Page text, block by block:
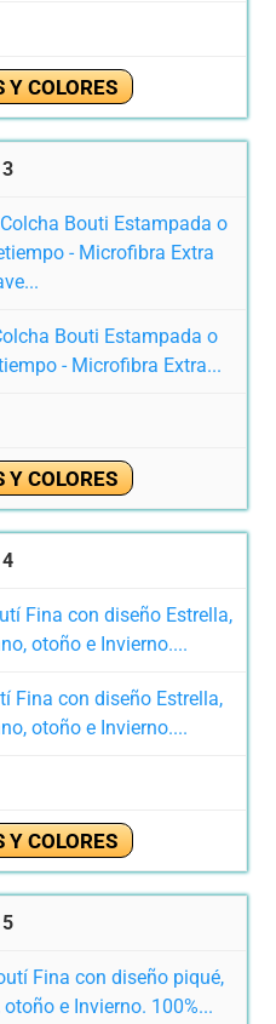
Y COLORES
3
Bouti Estampada o
- Microfibra Extra...
Y COLORES
4
Fina con diseño Estrella,
otoño e Invierno....
Y COLORES
5